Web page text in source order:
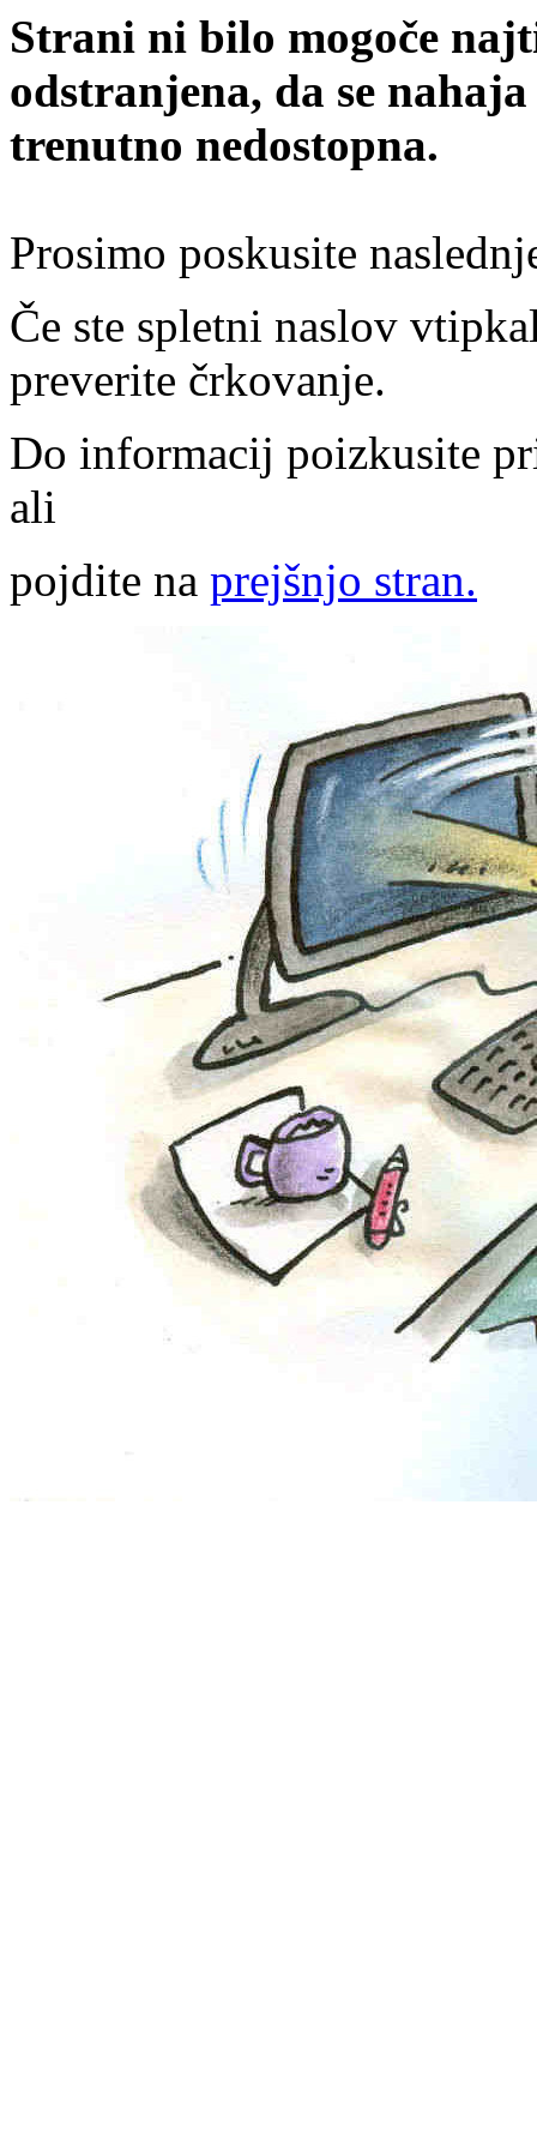
Strani ni bilo mogoče
odstranjena, da se
trenutno nedostopna.
Prosimo poskusite
Če ste spletni naslov
preverite črkovanje.
Do informacij poizkusite
ali
pojdite na prejšnjo stran.